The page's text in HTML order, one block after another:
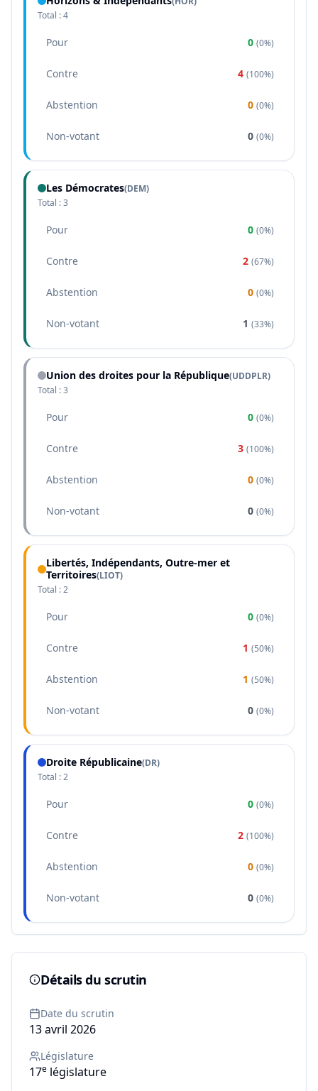
Total :4
Pour 0 (0%)
Contre 4 (100%)
Abstention 0 (0%)
Non-votant 0 (0%)
Les Démocrates(DEM)
Total :3
Pour 0 (0%)
Contre 2 (67%)
Abstention 0 (0%)
Non-votant 1 (33%)
Union des droites pour la République(UDDPLR)
Total :3
Pour 0 (0%)
Contre 3 (100%)
Abstention 0 (0%)
Non-votant 0 (0%)
Libertés, Indépendants, Outre-mer et
Territoires(LIOT)
Total :2
Pour 0 (0%)
Contre 1 (50%)
Abstention 1 (50%)
Non-votant 0 (0%)
Droite Républicaine(DR)
Total :2
Pour 0 (0%)
Contre 2 (100%)
Abstention 0 (0%)
Non-votant 0 (0%)
Détails du scrutin
Date du scrutin
13 avril 2026
Législature
17e législature